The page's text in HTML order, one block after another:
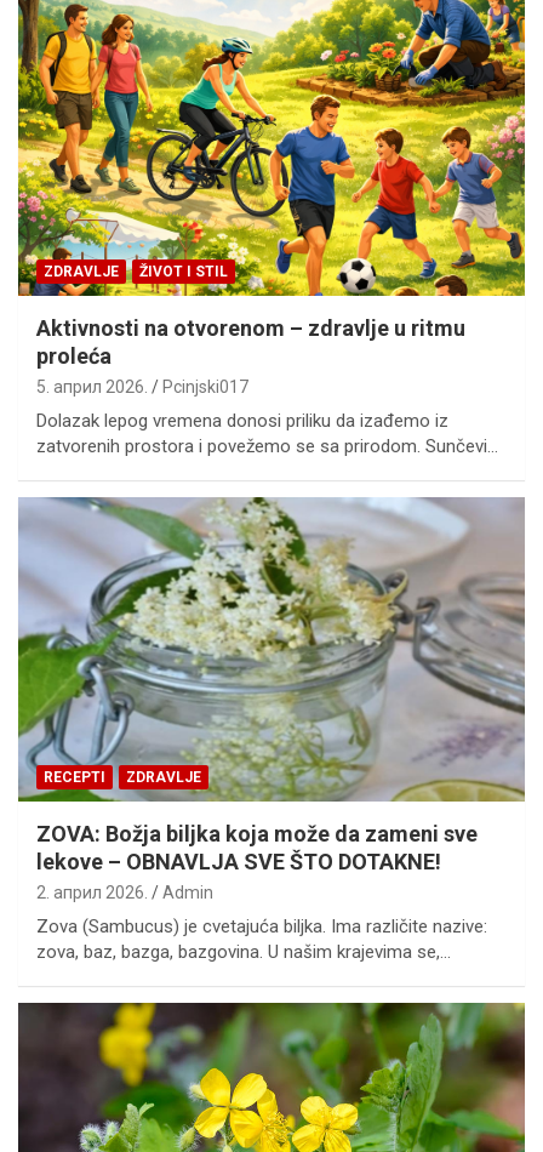
ZDRAVLJE ŽIVOT I STIL
Aktivnosti na otvorenom – zdravlje u ritmu
proleća
5. април 2026. Pcinjski017
Dolazak lepog vremena donosi priliku da izađemo iz
zatvorenih prostora i povežemo se sa prirodom. Sunčevi…
RECEPTI ZDRAVLJE
ZOVA: Božja biljka koja može da zameni sve
lekove – OBNAVLJA SVE ŠTO DOTAKNE!
2. април 2026. Admin
Zova (Sambucus) je cvetajuća biljka. Ima različite nazive:
zova, baz, bazga, bazgovina. U našim krajevima se,…